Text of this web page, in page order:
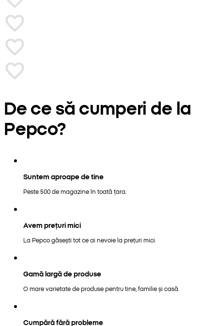
De ce să cumperi de la
Pepco?
Suntem aproape de tine
Peste 500 de magazine în toată țara.
Avem prețuri mici
La Pepco găsești tot ce ai nevoie la prețuri mici.
Gamă largă de produse
O mare varietate de produse pentru tine, familie și casă.
Cumpără fără probleme